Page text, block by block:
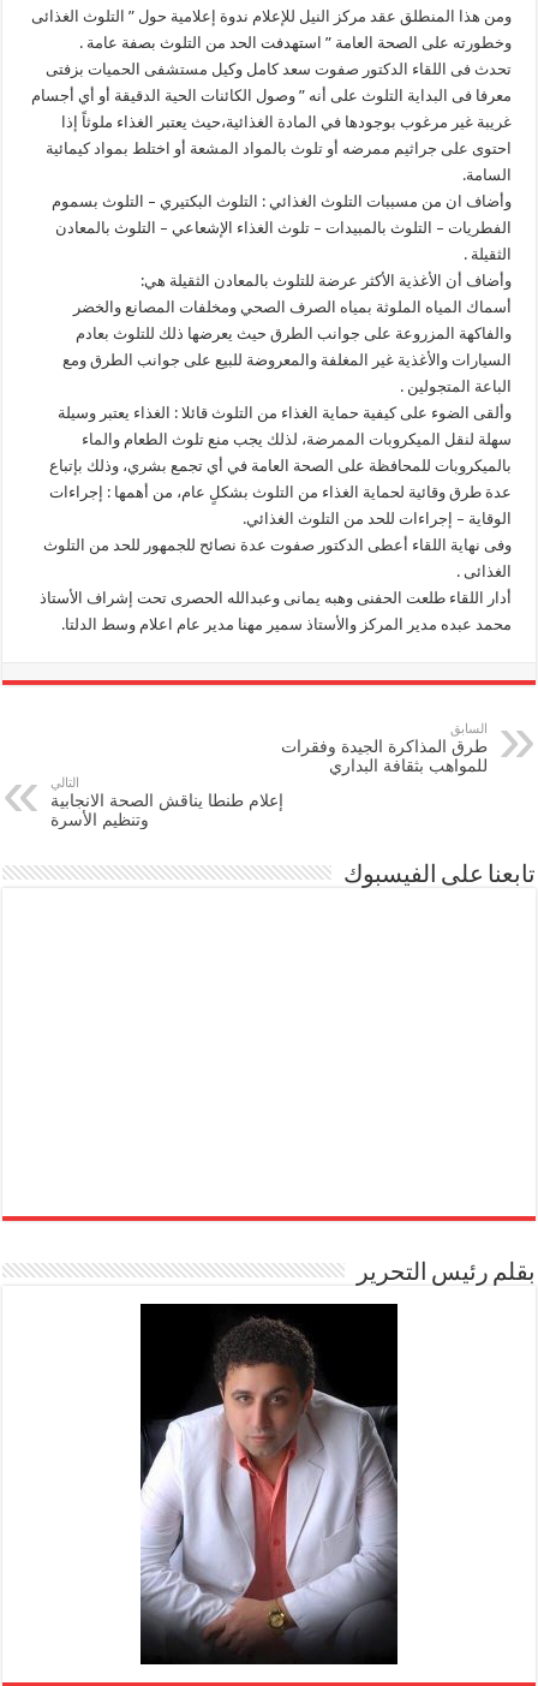
ومن هذا المنطلق عقد مركز النيل للإعلام ندوة إعلامية حول ” التلوث الغذائى
وخطورته على الصحة العامة ” استهدفت الحد من التلوث بصفة عامة .
تحدث فى اللقاء الدكتور صفوت سعد كامل وكيل مستشفى الحميات بزفتى
معرفا فى البداية التلوث على أنه ” وصول الكائنات الحية الدقيقة أو أي أجسام
غريبة غير مرغوب بوجودها في المادة الغذائية،حيث يعتبر الغذاء ملوثاً إذا
احتوى على جراثيم ممرضه أو تلوث بالمواد المشعة أو اختلط بمواد كيمائية
السامة.
وأضاف ان من مسببات التلوث الغذائي : التلوث البكتيري – التلوث بسموم
الفطريات – التلوث بالمبيدات – تلوث الغذاء الإشعاعي – التلوث بالمعادن
الثقيلة .
وأضاف أن الأغذية الأكثر عرضة للتلوث بالمعادن الثقيلة هي:
أسماك المياه الملوثة بمياه الصرف الصحي ومخلفات المصانع والخضر
والفاكهة المزروعة على جوانب الطرق حيث يعرضها ذلك للتلوث بعادم
السيارات والأغذية غير المغلفة والمعروضة للبيع على جوانب الطرق ومع
الباعة المتجولين .
وألقى الضوء على كيفية حماية الغذاء من التلوث قائلا : الغذاء يعتبر وسيلة
سهلة لنقل الميكروبات الممرضة، لذلك يجب منع تلوث الطعام والماء
بالميكروبات للمحافظة على الصحة العامة في أي تجمع بشري، وذلك بإتباع
عدة طرق وقائية لحماية الغذاء من التلوث بشكلٍ عام، من أهمها : إجراءات
الوقاية – إجراءات للحد من التلوث الغذائي.
وفى نهاية اللقاء أعطى الدكتور صفوت عدة نصائح للجمهور للحد من التلوث
الغذائى .
أدار اللقاء طلعت الحفنى وهبه يمانى وعبدالله الحصرى تحت إشراف الأستاذ
محمد عبده مدير المركز والأستاذ سمير مهنا مدير عام اعلام وسط الدلتا.
السابق
طرق المذاكرة الجيدة وفقرات
للمواهب بثقافة البداري
التالي
إعلام طنطا يناقش الصحة الانجابية
وتنظيم الأسرة
تابعنا على الفيسبوك
بقلم رئيس التحرير